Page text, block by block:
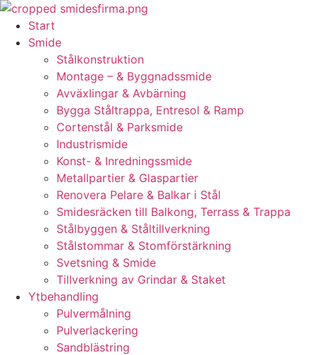
Skip
content
Start
Smide
Stålkonstruktion
Montage – & Byggnadssmide
Avväxlingar & Avbärning
Bygga Ståltrappa, Entresol & Ramp
Cortenstål & Parksmide
Industrismide
Konst- & Inredningssmide
Metallpartier & Glaspartier
Renovera Pelare & Balkar i Stål
Smidesräcken till Balkong, Terrass & Trappa
Stålbyggen & Ståltillverkning
Stålstommar & Stomförstärkning
Svetsning & Smide
Tillverkning av Grindar & Staket
Ytbehandling
Pulvermålning
Pulverlackering
Sandblästring